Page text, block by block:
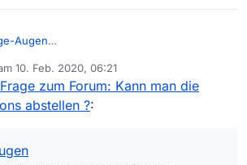
Augen
d.h. für alle Seiten, ausschalten können:
-> Datenschutz & Sicherheit ->
-> Benachrichtigungen/Einstellungen
Anfragen zum Anzeigen
10. Feb. 2020, 06:21
von
Frage zum Forum: Kann man die
abstellen ?: